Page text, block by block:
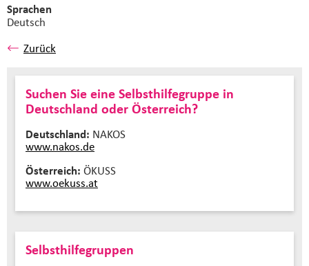
Sprachen
Deutsch
Zurück
Suchen Sie eine Selbsthilfegruppe in
Deutschland oder Österreich?
Deutschland: NAKOS
www.nakos.de
Österreich: ÖKUSS
www.oekuss.at
Selbsthilfegruppen